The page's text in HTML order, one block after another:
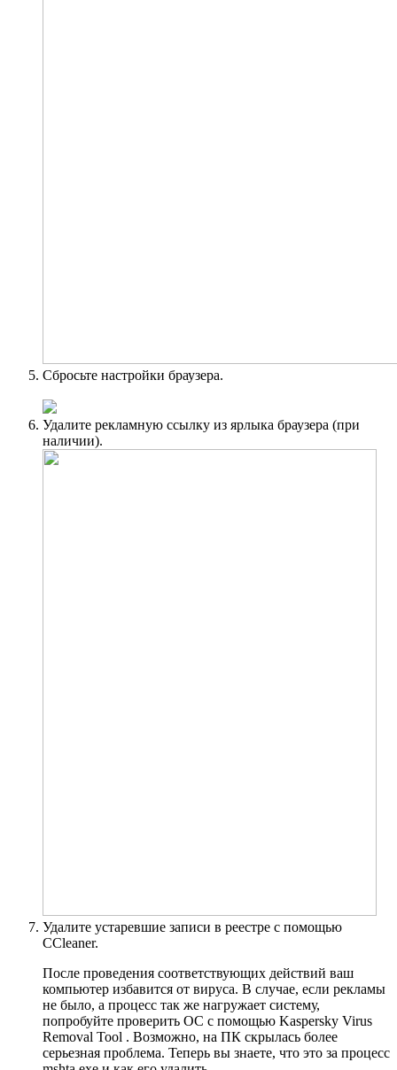
Сбросьте настройки браузера.
Удалите рекламную ссылку из ярлыка браузера (при
наличии).
Удалите устаревшие записи в реестре с помощью
CCleaner.
После проведения соответствующих действий ваш
компьютер избавится от вируса. В случае, если рекламы
не было, а процесс так же нагружает систему,
попробуйте проверить ОС с помощью Kaspersky Virus
Removal Tool . Возможно, на ПК скрылась более
серьезная проблема. Теперь вы знаете, что это за процесс